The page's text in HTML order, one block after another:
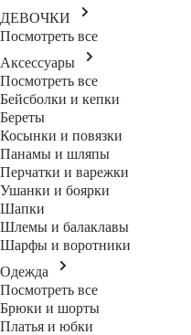
ДЕВОЧКИ
Посмотреть все
Аксессуары
Посмотреть все
Бейсболки и кепки
Береты
Косынки и повязки
Панамы и шляпы
Перчатки и варежки
Ушанки и боярки
Шапки
Шлемы и балаклавы
Шарфы и воротники
Одежда
Посмотреть все
Брюки и шорты
Платья и юбки